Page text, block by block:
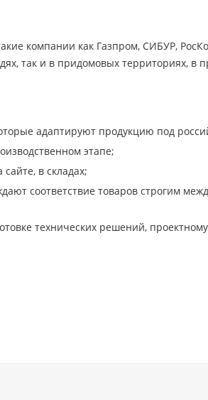
компании как Газпром, СИБУР,
так и в придомовых
адаптируют продукцию под
этапе;
в складах;
соответствие товаров строгим
технических решений,